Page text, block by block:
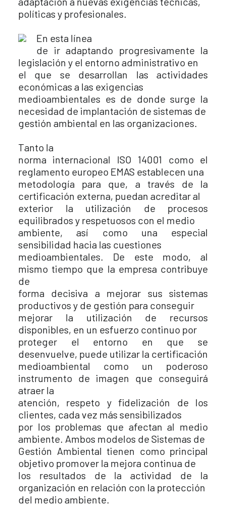
políticas y profesionales.
En esta línea
de ir adaptando progresivamente la
legislación y el entorno administrativo en
el que se desarrollan las actividades
económicas a las exigencias
medioambientales es de donde surge la
necesidad de implantación de sistemas de
gestión ambiental en las organizaciones.
Tanto la
norma internacional ISO 14001 como el
reglamento europeo EMAS establecen una
metodología para que, a través de la
certificación externa, puedan acreditar al
exterior la utilización de procesos
equilibrados y respetuosos con el medio
ambiente, así como una especial
sensibilidad hacia las cuestiones
medioambientales. De este modo, al
mismo tiempo que la empresa contribuye
de
forma decisiva a mejorar sus sistemas
productivos y de gestión para conseguir
mejorar la utilización de recursos
disponibles, en un esfuerzo continuo por
proteger el entorno en que se
desenvuelve, puede utilizar la certificación
medioambiental como un poderoso
instrumento de imagen que conseguirá
atraer la
atención, respeto y fidelización de los
clientes, cada vez más sensibilizados
por los problemas que afectan al medio
ambiente. Ambos modelos de Sistemas de
Gestión Ambiental tienen como principal
objetivo promover la mejora continua de
los resultados de la actividad de la
organización en relación con la protección
del medio ambiente.